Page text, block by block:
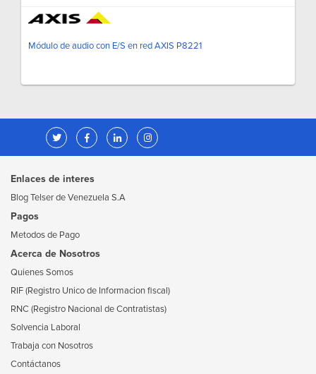
Módulo de audio con E/S en red AXIS P8221
Enlaces de interes
Blog Telser de Venezuela S.A
Pagos
Metodos de Pago
Acerca de Nosotros
Quienes Somos
RIF (Registro Unico de Informacion fiscal)
RNC (Registro Nacional de Contratistas)
Solvencia Laboral
Trabaja con Nosotros
Contáctanos